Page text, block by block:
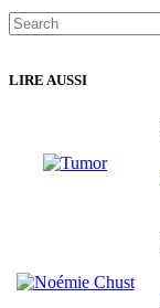
for:
LIRE AUSSI